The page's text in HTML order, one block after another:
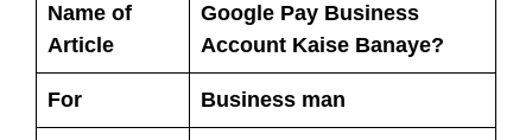
Name of
Article
Google Pay Business
Account Kaise Banaye?
For Business man